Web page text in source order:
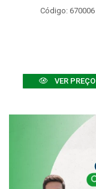
Código: 670006
VER PREÇO